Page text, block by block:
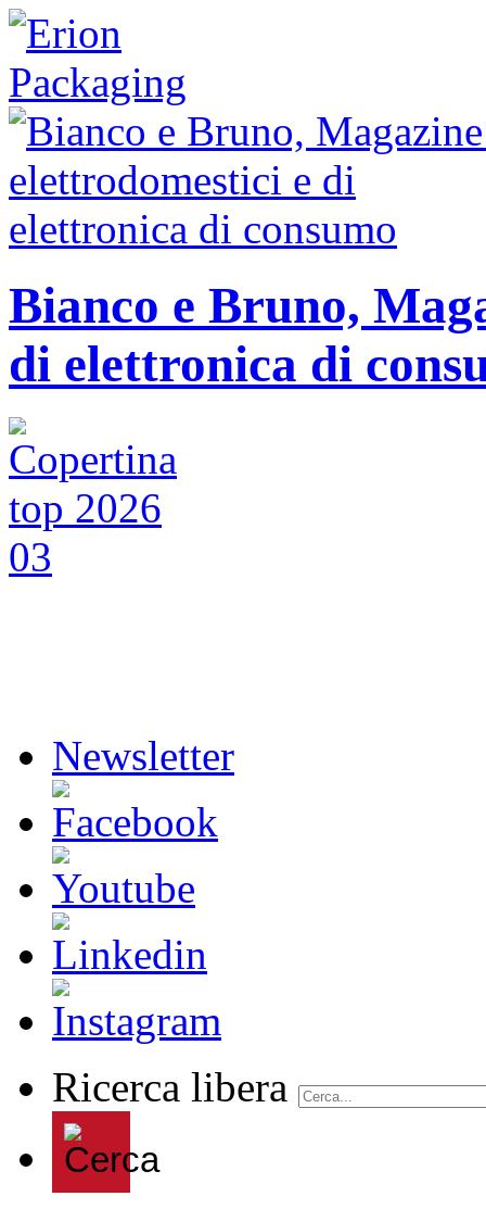
Bianco e Bruno,
di elettronica di
Newsletter
Ricerca libera